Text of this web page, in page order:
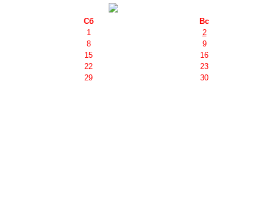
Сб
Вс
1
2
8
9
15
16
22
23
29
30